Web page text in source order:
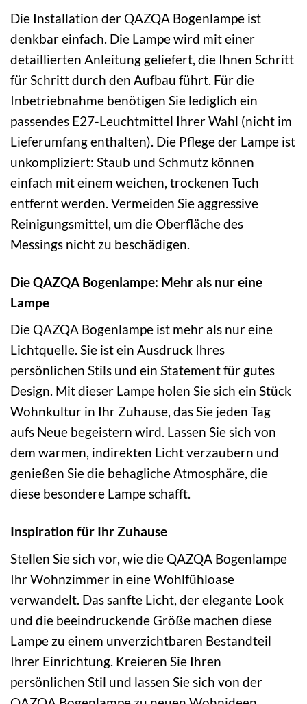
Die Installation der QAZQA Bogenlampe ist
denkbar einfach. Die Lampe wird mit einer
detaillierten Anleitung geliefert, die Ihnen Schritt
für Schritt durch den Aufbau führt. Für die
Inbetriebnahme benötigen Sie lediglich ein
passendes E27-Leuchtmittel Ihrer Wahl (nicht im
Lieferumfang enthalten). Die Pflege der Lampe ist
unkompliziert: Staub und Schmutz können
einfach mit einem weichen, trockenen Tuch
entfernt werden. Vermeiden Sie aggressive
Reinigungsmittel, um die Oberfläche des
Messings nicht zu beschädigen.
Die QAZQA Bogenlampe: Mehr als nur eine
Lampe
Die QAZQA Bogenlampe ist mehr als nur eine
Lichtquelle. Sie ist ein Ausdruck Ihres
persönlichen Stils und ein Statement für gutes
Design. Mit dieser Lampe holen Sie sich ein Stück
Wohnkultur in Ihr Zuhause, das Sie jeden Tag
aufs Neue begeistern wird. Lassen Sie sich von
dem warmen, indirekten Licht verzaubern und
genießen Sie die behagliche Atmosphäre, die
diese besondere Lampe schafft.
Inspiration für Ihr Zuhause
Stellen Sie sich vor, wie die QAZQA Bogenlampe
Ihr Wohnzimmer in eine Wohlfühloase
verwandelt. Das sanfte Licht, der elegante Look
und die beeindruckende Größe machen diese
Lampe zu einem unverzichtbaren Bestandteil
Ihrer Einrichtung. Kreieren Sie Ihren
persönlichen Stil und lassen Sie sich von der